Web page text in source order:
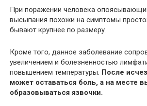
При поражении человека
высыпания похожи на симптомы
бывают крупнее по размеру.
Кроме того, данное заболевание
увеличением и болезненностью
повышением температуры. После
может оставаться боль, а на месте
образовываться язвочки.